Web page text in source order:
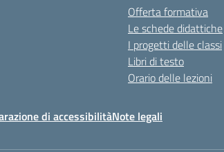
Offerta formativa
Le schede didattiche
I progetti delle classi
Libri di testo
Orario delle lezioni
di accessibilitàNote legali